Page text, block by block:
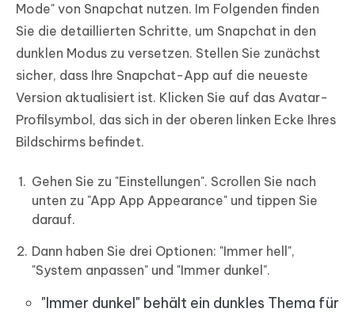
Mode" von Snapchat nutzen. Im Folgenden finden
Sie die detaillierten Schritte, um Snapchat in den
dunklen Modus zu versetzen. Stellen Sie zunächst
sicher, dass Ihre Snapchat-App auf die neueste
Version aktualisiert ist. Klicken Sie auf das Avatar-
Profilsymbol, das sich in der oberen linken Ecke Ihres
Bildschirms befindet.
Gehen Sie zu "Einstellungen". Scrollen Sie nach
unten zu "App App Appearance" und tippen Sie
darauf.
Dann haben Sie drei Optionen: "Immer hell",
"System anpassen" und "Immer dunkel".
"Immer dunkel" behält ein dunkles Thema für